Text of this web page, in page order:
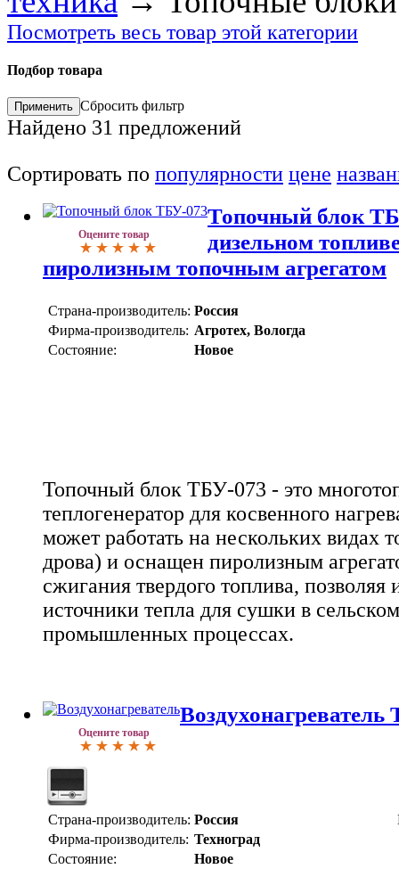
Посмотреть весь товар этой категории
Подбор товара
Сбросить фильтр
Найдено 31 предложений
Сортировать по популярности цене
Оцените товар
Топочный блок
дизельном
пиролизным топочным агрегатом
Страна-производитель: Россия
Фирма-производитель: Агротех, Вологда
Состояние:
Новое
Топочный блок ТБУ-073 - это
теплогенератор для косвенного
может работать на нескольких видах
дрова) и оснащен пиролизным
сжигания твердого топлива, позволяя
источники тепла для сушки в
промышленных процессах.
Оцените товар
Страна-производитель: Россия
Фирма-производитель: Техноград
Состояние:
Новое